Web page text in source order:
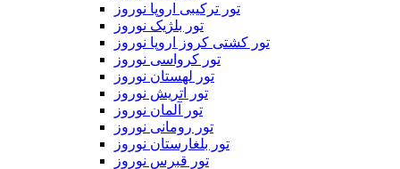
تور ترکیبی اروپا نوروز
تور بلژیک نوروز
تور کشتی کروز اروپا نوروز
تور کرواسی نوروز
تور لهستان نوروز
تور اتریش نوروز
تور آلمان نوروز
تور رومانی نوروز
تور بلغارستان نوروز
تور قبرس نوروز